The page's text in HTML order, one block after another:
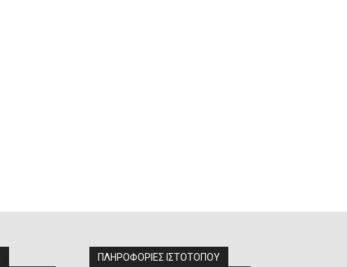
ΠΛΗΡΟΦΟΡΙΕΣ ΙΣΤΟΤΟΠΟΥ